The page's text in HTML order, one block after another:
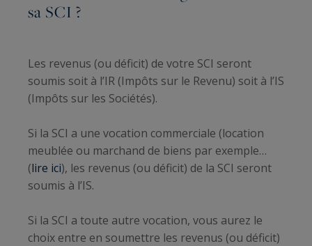
sa SCI ?
Les revenus (ou déficit) de votre SCI seront
soumis soit à l’IR (Impôts sur le Revenu) soit à l’IS
(Impôts sur les Sociétés).
Si la SCI a une vocation commerciale (location
meublée ou marchand de biens par exemple…
(lire ici), les revenus (ou déficit) de la SCI seront
soumis à l’IS.
Si la SCI a toute autre vocation, vous aurez le
choix entre en soumettre les revenus (ou déficit)